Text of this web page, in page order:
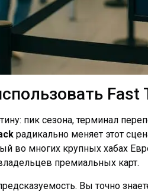
Fast
пик сезона, терминал
радикально меняет этот
во многих крупных хабах
премиальных карт.
Вы точно